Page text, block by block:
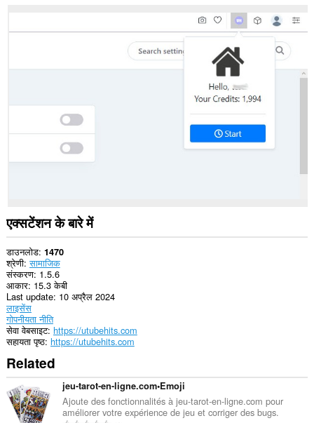
आपके
पहुँच
यह
पहुँच
प्राप्त
कर
सकता
है।
एक्सटेंशन के बारे में
डाउनलोड 1470
श्रेणी सामाजिक
संस्करण 1.5.6
आकार 15.3 केबी
Last update 10 अप्रैल 2024
लाइसेंस
गोपनीयता नीति
सेवा वेबसाइट https://utubehits.com
सहायता पृष्ठ https://utubehits.com
Related
jeu-tarot-en-ligne.com•Emoji
Ajoute des fonctionnalités à jeu-tarot-en-ligne.com pour
améliorer votre expérience de jeu et corriger des bugs.